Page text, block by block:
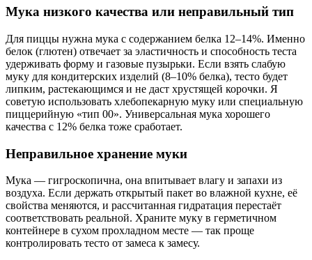
Мука низкого качества или неправильный тип
Для пиццы нужна мука с содержанием белка 12–14%. Именно
белок (глютен) отвечает за эластичность и способность теста
удерживать форму и газовые пузырьки. Если взять слабую
муку для кондитерских изделий (8–10% белка), тесто будет
липким, растекающимся и не даст хрустящей корочки. Я
советую использовать хлебопекарную муку или специальную
пиццерийную «тип 00». Универсальная мука хорошего
качества с 12% белка тоже сработает.
Неправильное хранение муки
Мука — гигроскопична, она впитывает влагу и запахи из
воздуха. Если держать открытый пакет во влажной кухне, её
свойства меняются, и рассчитанная гидратация перестаёт
соответствовать реальной. Храните муку в герметичном
контейнере в сухом прохладном месте — так проще
контролировать тесто от замеса к замесу.